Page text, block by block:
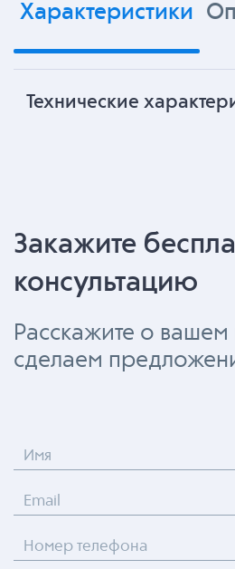
Характеристики
Технические
Закажите
консультацию
Расскажите о
сделаем
Имя
Email
Номер телефона